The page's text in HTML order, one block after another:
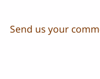
Send us your